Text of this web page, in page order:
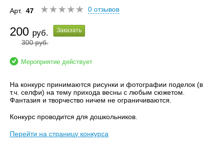
Арт. 47 0 отзывов
200 руб.
300руб.
Заказать
Мероприятие действует
На конкурс принимаются рисунки и фотографии поделок (в
т.ч. селфи) на тему прихода весны с любым сюжетом.
Фантазия и творчество ничем не ограничиваются.
Конкурс проводится для дошкольников.
Перейти на страницу конкурса